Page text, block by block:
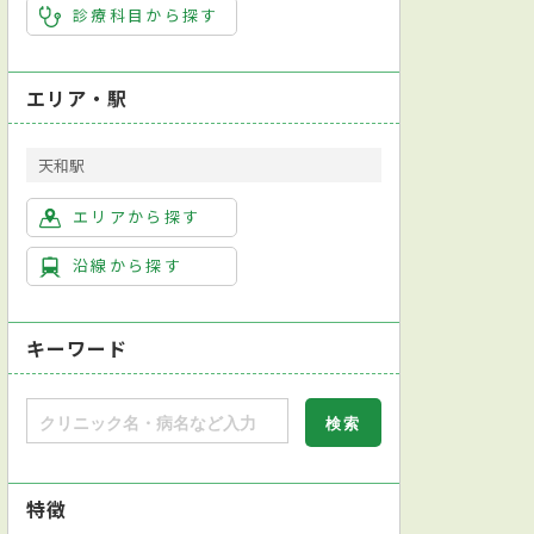
診療科目から探す
エリア・駅
天和駅
エリアから探す
沿線から探す
キーワード
特徴